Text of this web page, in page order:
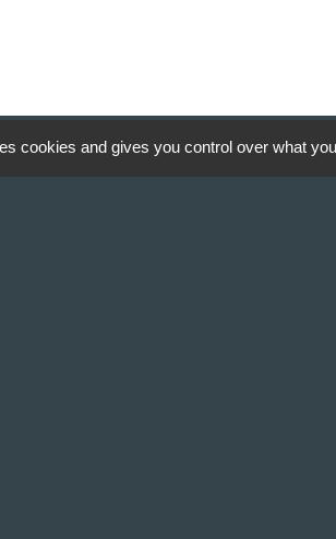
cookies and gives you control over what